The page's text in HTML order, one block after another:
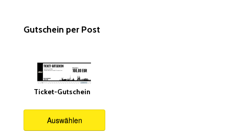
Gutschein per Post
Ticket-Gutschein
Auswählen